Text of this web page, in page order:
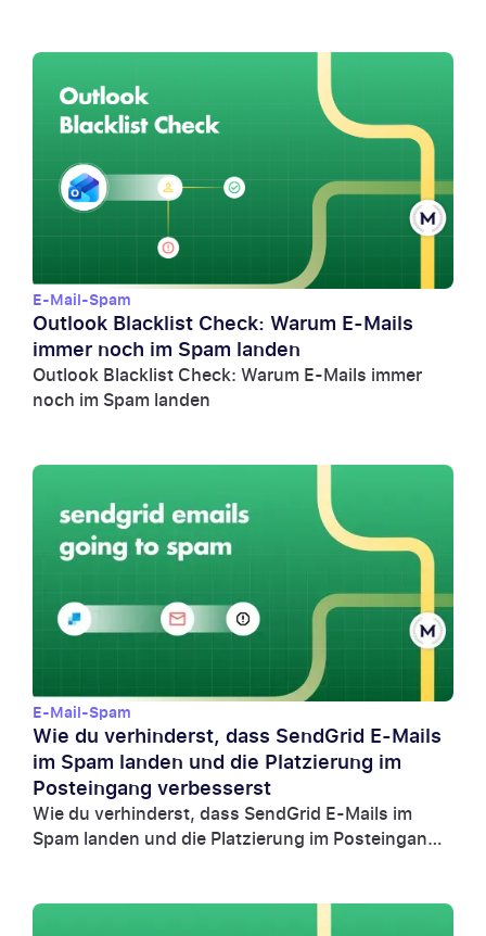
E-Mail-Spam
Outlook Blacklist Check: Warum E-Mails
immer noch im Spam landen
Outlook Blacklist Check: Warum E-Mails immer
noch im Spam landen
E-Mail-Spam
Wie du verhinderst, dass SendGrid E-Mails
im Spam landen und die Platzierung im
Posteingang verbesserst
Wie du verhinderst, dass SendGrid E-Mails im
Spam landen und die Platzierung im Posteingang